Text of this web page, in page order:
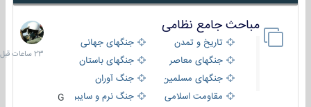
مباحث جامع نظامی
تاریخ و تمدن
جنگهای جهانی
جنگهای معاصر
جنگهای باستان
جنگهای مسلمین
جنگ آوران
مقاومت اسلامی
جنگ نرم و سایبری
23
ساعات
قبل